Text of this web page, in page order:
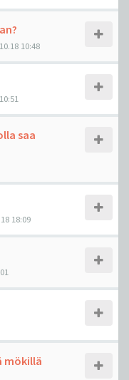
10:48
saa
18:09
mökillä